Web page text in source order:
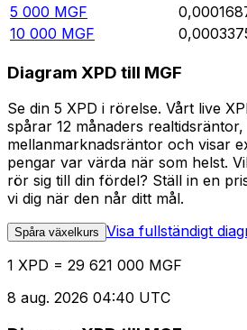
5 000 MGF
10 000 MGF
Diagram XPD till MGF
Se din 5 XPD i rörelse. Vårt live
spårar 12 månaders realtidsräntor,
mellanmarknadsräntor och visar
pengar var värda när som helst.
rör sig till din fördel? Ställ in en
vi dig när den når ditt mål.
Spåra växelkurs Visa fullständigt
1 XPD = 29 621 000 MGF
8 aug. 2026 04:40 UTC